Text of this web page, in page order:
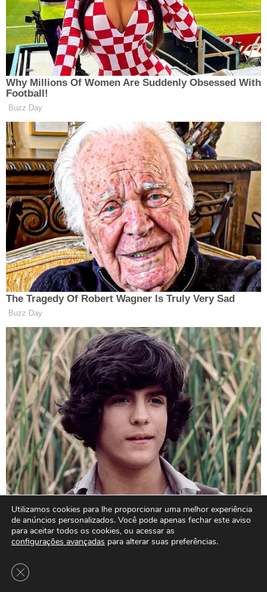
Utilizamos cookies para lhe proporcionar uma melhor experiência
de anúncios personalizados. Você pode apenas fechar este aviso
para aceitar todos os cookies, ou acessar as
configurações avançadas para alterar suas preferências.
Close GDPR Cookie Banner